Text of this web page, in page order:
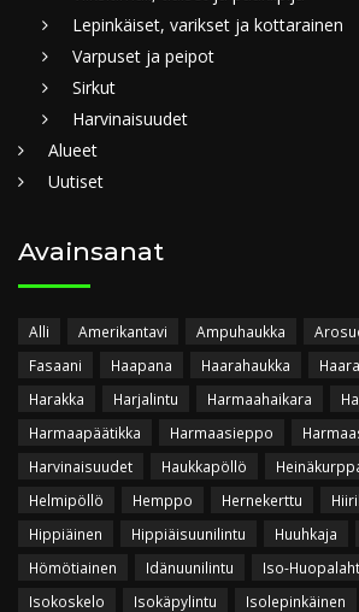
Lepinkäiset, varikset ja kottarainen
Varpuset ja peipot
Sirkut
Harvinaisuudet
Alueet
Uutiset
Avainsanat
Alli Amerikantavi Ampuhaukka
Fasaani
Haapana Haarahaukka
Harakka
Harjalintu Harmaahaikara
Harmaapäätikka
Harmaasieppo
Harvinaisuudet
Haukkapöllö
Helmipöllö
Hemppo Hernekerttu
Hippiäinen
Hippiäisuunilintu Huuhkaja
Hömötiainen
Idänuunilintu Iso-
Isokoskelo
Isokäpylintu Isolepinkäinen